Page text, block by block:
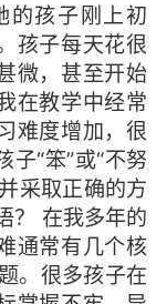
的孩子刚上初
孩子每天花很
微，甚至开始
在教学中经常
难度增加，很
“笨”或“不努
采取正确的方
？ 在我多年的
通常有几个核
。很多孩子在